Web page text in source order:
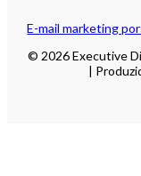
E-mail marketing
© 2026 Executive
|